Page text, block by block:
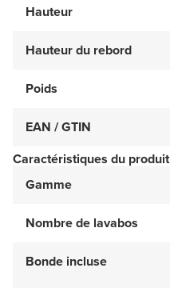
Hauteur
Hauteur du rebord
Poids
EAN / GTIN
Caractéristiques du produit
Gamme
Nombre de lavabos
Bonde incluse